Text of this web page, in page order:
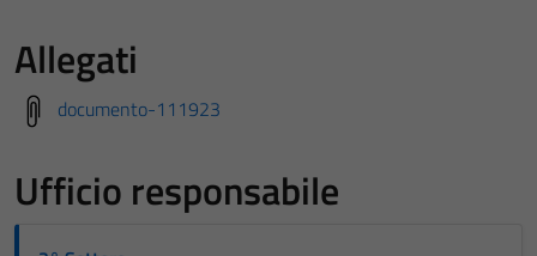
Allegati
documento-111923
Ufficio responsabile